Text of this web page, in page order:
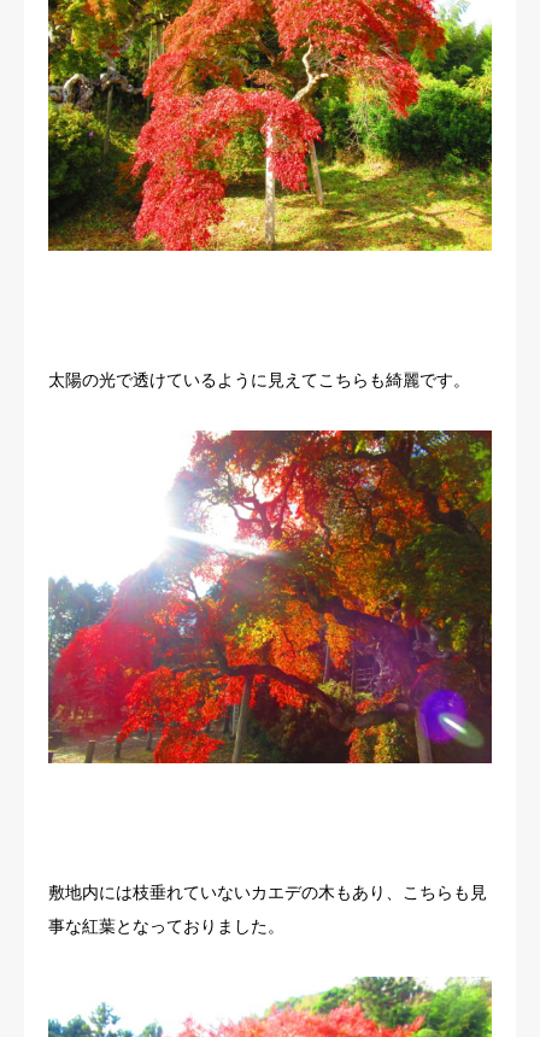
太陽の光で透けているように見えてこちらも綺麗です。
敷地内には枝垂れていないカエデの木もあり、こちらも見
事な紅葉となっておりました。